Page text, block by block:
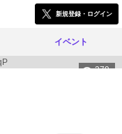
新規登録・ログイン
イベント
279